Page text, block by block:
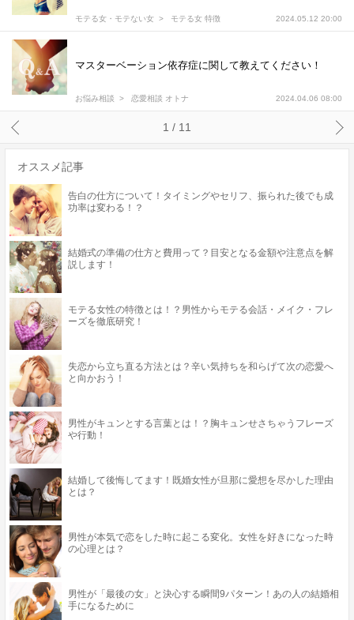
モテる女・モテない女 モテる女 特徴 2024.05.12 20:00
マスターベーション依存症に関して教えてください！
お悩み相談 恋愛相談 オトナ 2024.04.06 08:00
1 / 11
オススメ記事
告白の仕方について！タイミングやセリフ、振られた後でも成
功率は変わる！？
結婚式の準備の仕方と費用って？目安となる金額や注意点を解
説します！
モテる女性の特徴とは！？男性からモテる会話・メイク・フレ
ーズを徹底研究！
失恋から立ち直る方法とは？辛い気持ちを和らげて次の恋愛へ
と向かおう！
男性がキュンとする言葉とは！？胸キュンせさちゃうフレーズ
や行動！
結婚して後悔してます！既婚女性が旦那に愛想を尽かした理由
とは？
男性が本気で恋をした時に起こる変化。女性を好きになった時
の心理とは？
男性が「最後の女」と決心する瞬間9パターン！あの人の結婚相
手になるために